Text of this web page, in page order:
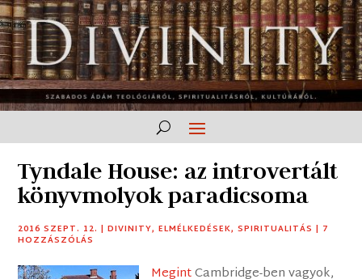
Tyndale House: az introvertált
könyvmolyok paradicsoma
2016 SZEPT. 12. |DIVINITY,ELMÉLKEDÉSEK,SPIRITUALITÁS | 7
HOZZÁSZÓLÁS
MegintCambridge-ben vagyok,